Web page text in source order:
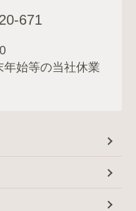
671
年始等の当社休業